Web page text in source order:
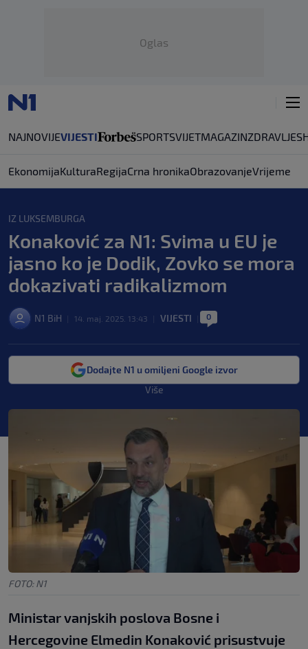
Oglas
NAJNOVIJEVIJESTI SPORTSVIJETMAGAZINZDRAVLJE
EkonomijaKulturaRegijaCrna hronikaObrazovanjeVrijeme
IZ LUKSEMBURGA
Konaković za N1: Svima u EU je
jasno ko je Dodik, Zovko se mora
dokazivati radikalizmom
N1 BiH 14. maj. 2025. 13:43 VIJESTI 0
Dodajte N1 u omiljeni Google izvor
Više
FOTO: N1
Ministar vanjskih poslova Bosne i
Hercegovine Elmedin Konaković prisustvuje